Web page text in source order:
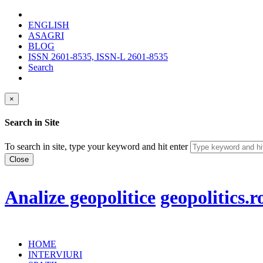
ENGLISH
ASAGRI
BLOG
ISSN 2601-8535, ISSN-L 2601-8535
Search
×
Search in Site
To search in site, type your keyword and hit enter
Close
Analize geopolitice
HOME
INTERVIURI